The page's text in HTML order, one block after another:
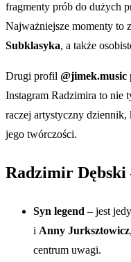
fragmenty prób do dużych
Najważniejsze momenty to
Subklasyka, a także
Drugi profil @jimek.music
Instagram Radzimira to nie
raczej artystyczny
jego twórczości.
Radzimir Dębski
Syn legend – jest
i Anny Jurksztowicz
centrum uwagi.